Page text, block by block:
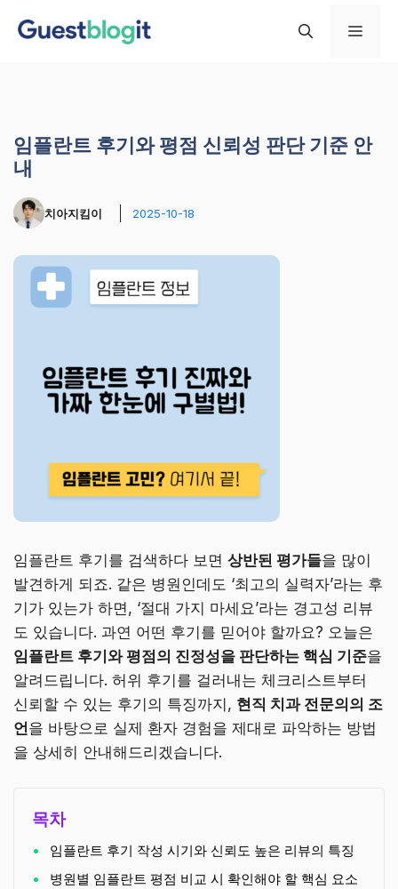
메
임플란트 후기와 평점 신뢰성 판단 기준 안
내
치아지킴이 2025-10-18
임플란트 후기를 검색하다 보면 상반된 평가들을 많이
발견하게 되죠. 같은 병원인데도 ‘최고의 실력자’라는 후
기가 있는가 하면, ‘절대 가지 마세요’라는 경고성 리뷰
도 있습니다. 과연 어떤 후기를 믿어야 할까요? 오늘은
임플란트 후기와 평점의 진정성을 판단하는 핵심 기준을
알려드립니다. 허위 후기를 걸러내는 체크리스트부터
신뢰할 수 있는 후기의 특징까지, 현직 치과 전문의의 조
언을 바탕으로 실제 환자 경험을 제대로 파악하는 방법
을 상세히 안내해드리겠습니다.
목차
임플란트 후기 작성 시기와 신뢰도 높은 리뷰의 특징
병원별 임플란트 평점 비교 시 확인해야 할 핵심 요소